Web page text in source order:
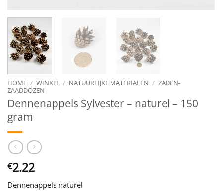
HOME / WINKEL / NATUURLIJKE MATERIALEN / ZADEN-
ZAADDOZEN
Dennenappels Sylvester – naturel – 150
gram
€2.22
Dennenappels naturel